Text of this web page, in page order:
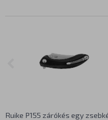
Ruike P155 zárókés egy